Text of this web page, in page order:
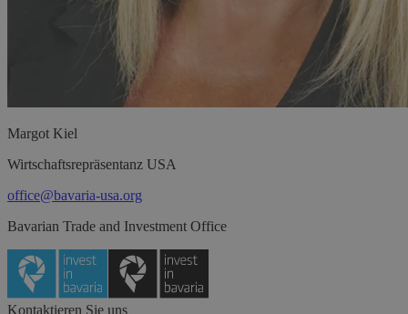
Margot Kiel
Wirtschaftsrepräsentanz USA
office@bavaria-usa.org
Bavarian Trade and Investment Office
Kontaktieren Sie uns